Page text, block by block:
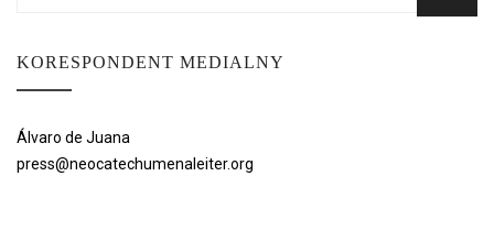
KORESPONDENT MEDIALNY
Álvaro de Juana
press@neocatechumenaleiter.org